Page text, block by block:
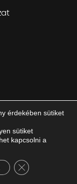
érdekében sütiket
sütiket
kapcsolni a
Close GDPR